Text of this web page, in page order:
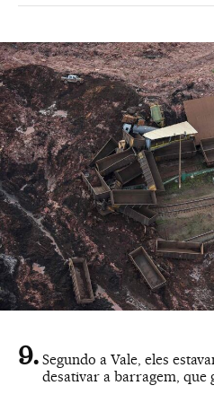
Segundo a Vale, eles
desativar a barragem, que